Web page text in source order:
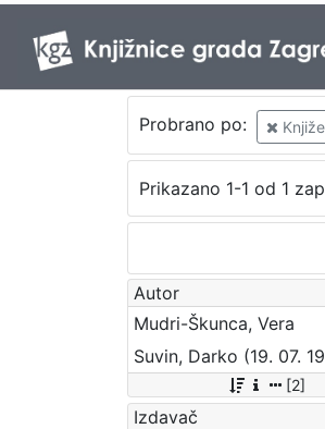
Probrano po:
Prikazano 1-1 od 1
Autor
Mudri-Škunca, Vera
Suvin, Darko (19. 07.
[2]
Izdavač